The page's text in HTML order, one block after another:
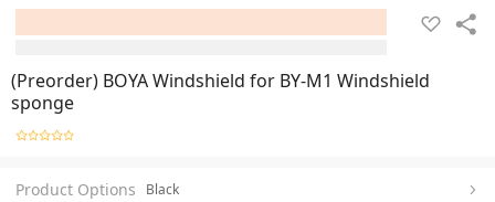
(Preorder) BOYA Windshield for BY-M1 Windshield
sponge
Product Options Black